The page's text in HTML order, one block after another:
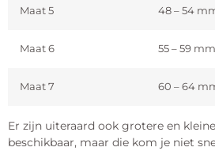
Maat 5 48 – 54
Maat 6 55 – 59 mm
Maat 7 60 – 64
Er zijn uiteraard ook grotere en
beschikbaar, maar die kom je niet